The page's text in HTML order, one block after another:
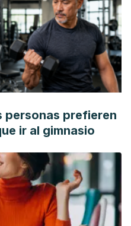
personas prefieren
ir al gimnasio